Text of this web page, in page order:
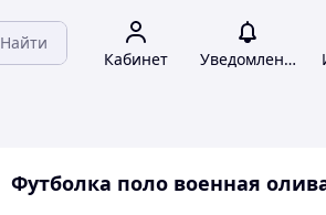
Найти
Кабинет Уведомления
Футболка поло военная